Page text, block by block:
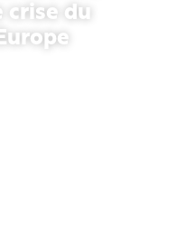
crise du